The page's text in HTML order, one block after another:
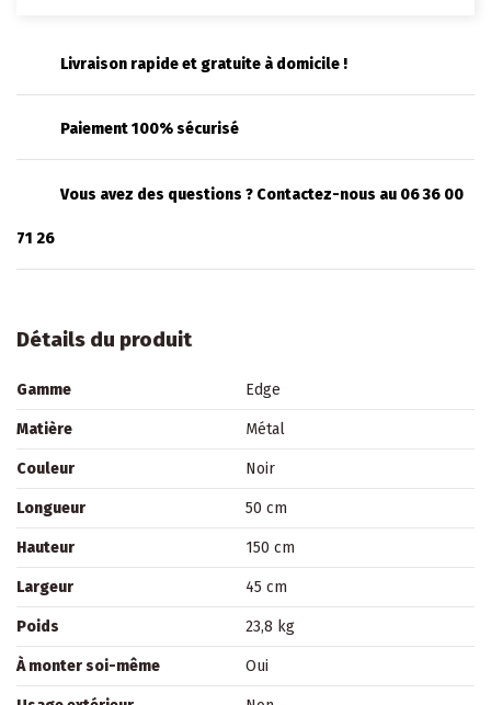
Livraison rapide et gratuite à domicile !
Paiement 100% sécurisé
Vous avez des questions ? Contactez-nous au 06 36 00
71 26
Détails du produit
Gamme Edge
Matière Métal
Couleur Noir
Longueur 50 cm
Hauteur 150 cm
Largeur 45 cm
Poids 23,8 kg
À monter soi-même Oui